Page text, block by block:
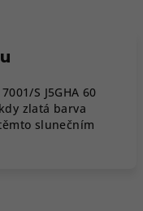
S J5GHA 60
zlatá barva
slunečním